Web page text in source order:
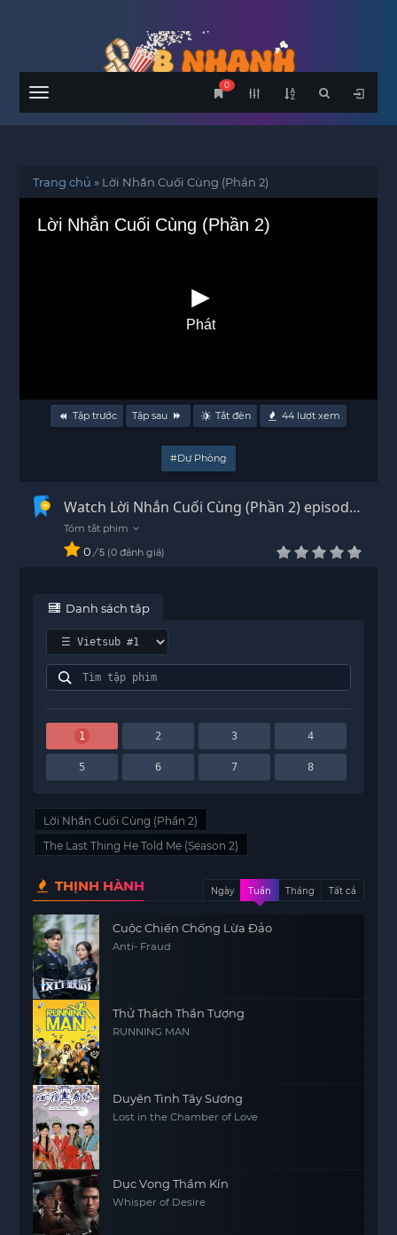
Menu
0
Trang chủ » Lời Nhắn Cuối Cùng (Phần 2)
Lời Nhắn Cuối Cùng (Phần 2)
Phát
Tập trước Tập sau Tắt đèn 44 lượt xem
#Dự Phòng
Watch Lời Nhắn Cuối Cùng (Phần 2) episode
1 Vietsub - HD
0 / 5 0 đánh giá
Danh sách tập
1 2 3 4
5 6 7 8
Lời Nhắn Cuối Cùng (Phần 2)
The Last Thing He Told Me (Season 2)
THỊNH HÀNH Ngày Tuần Tháng Tất cả
Cuộc Chiến Chống Lừa Đảo
Anti- Fraud
Thử Thách Thần Tượng
RUNNING MAN
Duyên Tình Tây Sương
Lost in the Chamber of Love
Dục Vọng Thầm Kín
Whisper of Desire